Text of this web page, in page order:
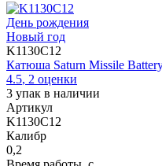
День рождения
Новый год
K1130C12
Катюша Saturn Missile
4.5, 2 оценки
3 упак в наличии
Артикул
K1130C12
Калибр
0,2